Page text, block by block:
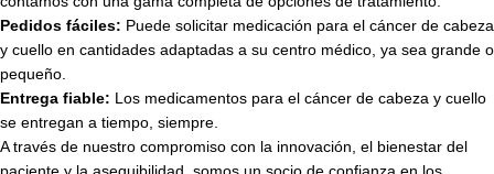
Pedidos fáciles: Puede solicitar medicación para el cáncer de cabeza
y cuello en cantidades adaptadas a su centro médico, ya sea grande o
pequeño.
Entrega fiable: Los medicamentos para el cáncer de cabeza y cuello
se entregan a tiempo, siempre.
A través de nuestro compromiso con la innovación, el bienestar del